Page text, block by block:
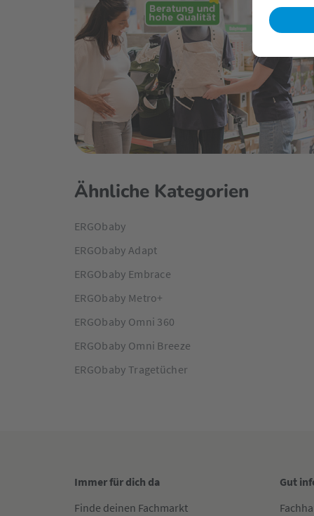
Ähnliche Kategorien
ERGObaby
ERGObaby Adapt
ERGObaby Embrace
ERGObaby Metro+
ERGObaby Omni 360
ERGObaby Omni Breeze
ERGObaby Tragetücher
Immer für dich da
Finde deinen Fachmarkt
Gut